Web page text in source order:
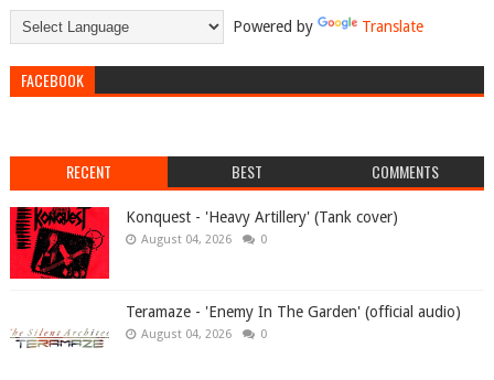
Powered by Translate
FACEBOOK
RECENT BEST COMMENTS
Konquest - 'Heavy Artillery' (Tank cover)
August 04, 2026 0
Teramaze - 'Enemy In The Garden' (official audio)
August 04, 2026 0